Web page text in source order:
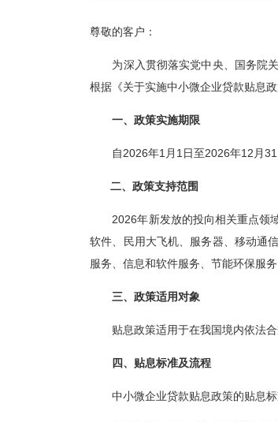
尊敬的客户：
为深入贯彻落实党中央、国务院
根据《关于实施中小微企业贷款贴息
一、政策实施期限
自2026年1 月 1 日至2026年12 月31
二、政策支持范围
2026年新发放的投向相关重点领
软件、民用大飞机、服务器、移动通
服务、信息和软件服务、节能环保服
三、政策适用对象
贴息政策适用于在我国境内依法
四、贴息标准及流程
中小微企业贷款贴息政策的贴息